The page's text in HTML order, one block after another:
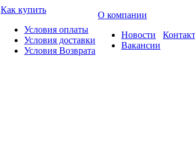
Как купить
Условия оплаты
Условия доставки
Условия Возврата
О компании
Новости
Вакансии